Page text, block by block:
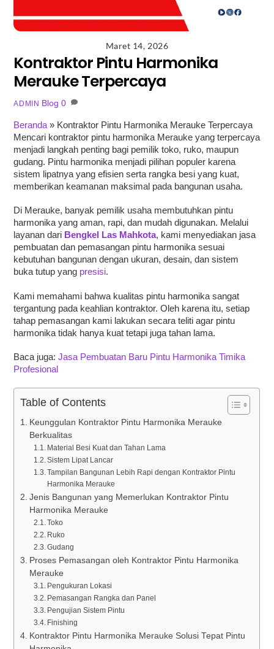
Maret 14, 2026
Kontraktor Pintu Harmonika
Merauke Terpercaya
ADMIN Blog 0
Beranda » Kontraktor Pintu Harmonika Merauke Terpercaya
Mencari kontraktor pintu harmonika Merauke yang terpercaya
menjadi langkah penting bagi pemilik toko, ruko, maupun
gudang. Pintu harmonika menjadi pilihan populer karena
sistem lipatnya yang efisien serta rangka besi yang kuat,
memberikan keamanan maksimal pada bangunan usaha.
Di Merauke, banyak pemilik usaha membutuhkan pintu
harmonika yang aman, rapi, dan mudah digunakan. Melalui
layanan dari Bengkel Las Mahkota, kami menyediakan jasa
pembuatan dan pemasangan pintu harmonika sesuai
kebutuhan bangunan dengan ukuran, desain, dan sistem
buka tutup yang presisi.
Kami memahami bahwa kualitas pintu harmonika sangat
tergantung pada keahlian kontraktor. Oleh karena itu, setiap
tahap pemasangan kami lakukan secara teliti agar pintu
harmonika tidak hanya kuat tetapi juga tahan lama.
Baca juga:Jasa Pembuatan Baru Pintu Harmonika Timika
Profesional
Table of Contents
Keunggulan Kontraktor Pintu Harmonika Merauke
Berkualitas
Material Besi Kuat dan Tahan Lama
Sistem Lipat Lancar
Tampilan Bangunan Lebih Rapi dengan Kontraktor Pintu
Harmonika Merauke
Jenis Bangunan yang Memerlukan Kontraktor Pintu
Harmonika Merauke
Toko
Ruko
Gudang
Proses Pemasangan oleh Kontraktor Pintu Harmonika
Merauke
Pengukuran Lokasi
Pemasangan Rangka dan Panel
Pengujian Sistem Pintu
Finishing
Kontraktor Pintu Harmonika Merauke Solusi Tepat Pintu